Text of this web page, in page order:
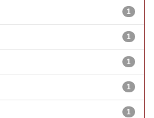
1
1
1
1
1